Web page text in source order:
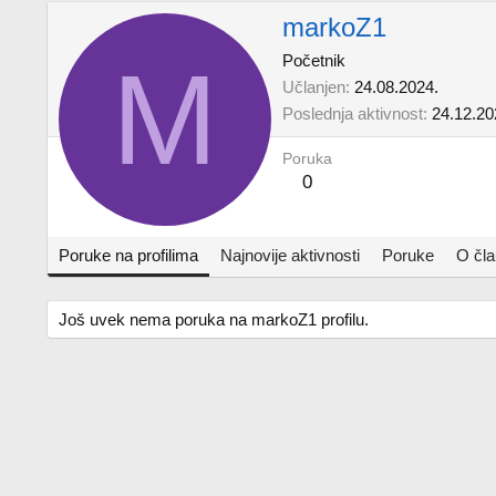
M
markoZ1
Početnik
Učlanjen 24.08.2024.
Poslednja aktivnost
Poruka
0
Poruke na profilima Najnovije aktivnosti Poruke O
Još uvek nema poruka na markoZ1 profilu.